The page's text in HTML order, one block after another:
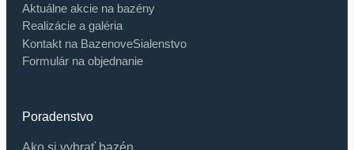
Aktuálne akcie na bazény
Realizácie a galéria
Kontakt na BazenoveSialenstvo
Formulár na objednanie
Poradenstvo
Ako si vybrať bazén